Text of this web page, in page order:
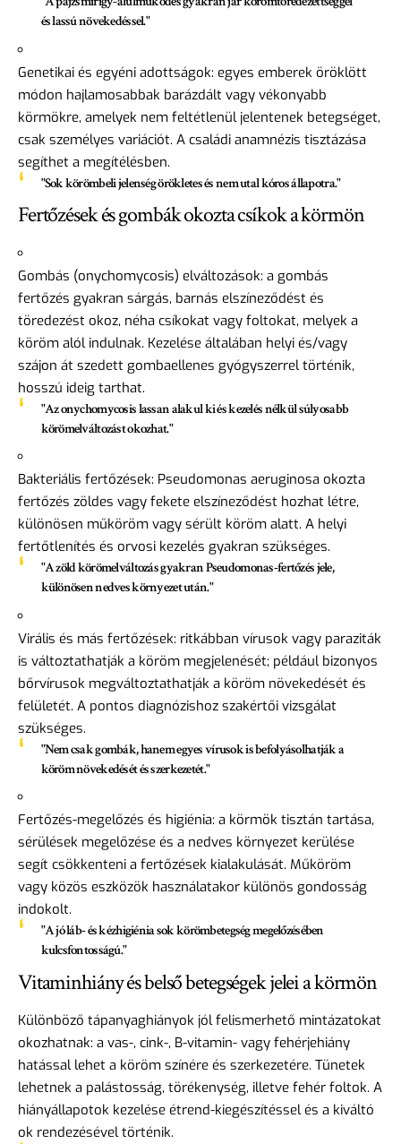
és lassú növekedéssel."
Genetikai és egyéni adottságok: egyes emberek öröklött
módon hajlamosabbak barázdált vagy vékonyabb
körmökre, amelyek nem feltétlenül jelentenek betegséget,
csak személyes variációt. A családi anamnézis tisztázása
segíthet a megítélésben.
"Sok körömbeli jelenség örökletes és nem utal kóros állapotra."
Fertőzések és gombák okozta csíkok a körmön
Gombás (onychomycosis) elváltozások: a gombás
fertőzés gyakran sárgás, barnás elszíneződést és
töredezést okoz, néha csíkokat vagy foltokat, melyek a
köröm alól indulnak. Kezelése általában helyi és/vagy
szájon át szedett gombaellenes gyógyszerrel történik,
hosszú ideig tarthat.
"Az onychomycosis lassan alakul ki és kezelés nélkül súlyosabb
körömelváltozást okozhat."
Bakteriális fertőzések: Pseudomonas aeruginosa okozta
fertőzés zöldes vagy fekete elszíneződést hozhat létre,
különösen műköröm vagy sérült köröm alatt. A helyi
fertőtlenítés és orvosi kezelés gyakran szükséges.
"A zöld körömelváltozás gyakran Pseudomonas-fertőzés jele,
különösen nedves környezet után."
Virális és más fertőzések: ritkábban vírusok vagy paraziták
is változtathatják a köröm megjelenését; például bizonyos
bőrvírusok megváltoztathatják a köröm növekedését és
felületét. A pontos diagnózishoz szakértői vizsgálat
szükséges.
"Nem csak gombák, hanem egyes vírusok is befolyásolhatják a
köröm növekedését és szerkezetét."
Fertőzés-megelőzés és higiénia: a körmök tisztán tartása,
sérülések megelőzése és a nedves környezet kerülése
segít csökkenteni a fertőzések kialakulását. Műköröm
vagy közös eszközök használatakor különös gondosság
indokolt.
"A jó láb- és kézhigiénia sok körömbetegség megelőzésében
kulcsfontosságú."
Vitaminhiány és belső betegségek jelei a körmön
Különböző tápanyaghiányok jól felismerhető mintázatokat
okozhatnak: a vas-, cink-, B-vitamin- vagy fehérjehiány
hatással lehet a köröm színére és szerkezetére. Tünetek
lehetnek a palástosság, törékenység, illetve fehér foltok. A
hiányállapotok kezelése étrend-kiegészítéssel és a kiváltó
ok rendezésével történik.